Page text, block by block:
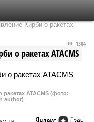
Кирби о ракетах
о ракетах ATACMS
1304
ATACMS (фото:
author)